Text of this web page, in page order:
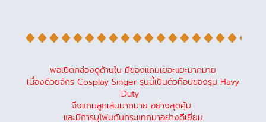
พอเปิดกล่องดูด้านใน มีของแถมเยอะแยะมากมาย
เนื่องด้วยจักร Cosplay Singer รุ่นนี้เป็นตัวท๊อปของรุ่น Havy
Duty
จึงแถมลูกเล่นมากมาย อย่างสุดคุ้ม
และมีการบุโฟมกันกระแทกมาอย่างดีเยี่ยม